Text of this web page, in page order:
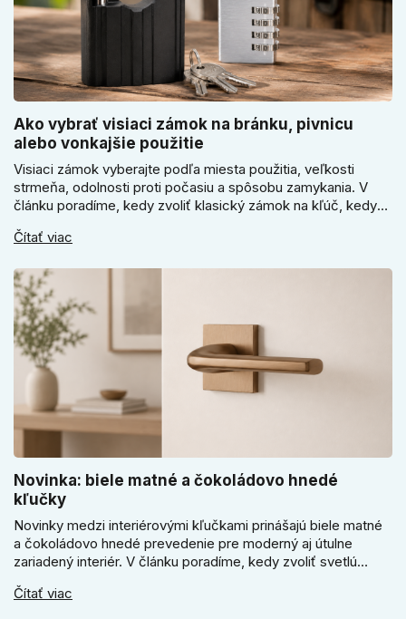
Ako vybrať visiaci zámok na bránku, pivnicu
alebo vonkajšie použitie
Visiaci zámok vyberajte podľa miesta použitia, veľkosti
strmeňa, odolnosti proti počasiu a spôsobu zamykania. V
článku poradíme, kedy zvoliť klasický zámok na kľúč, kedy
sa pri bránke, pivnici alebo záhradnom domčeku neoplatí
Čítať viac
Novinka: biele matné a čokoládovo hnedé
kľučky
Novinky medzi interiérovými kľučkami prinášajú biele matné
a čokoládovo hnedé prevedenie pre moderný aj útulne
zariadený interiér. V článku poradíme, kedy zvoliť svetlú
ako vyberať medzi okrúhlym a štvorcovým štítom. Nové
Čítať viac